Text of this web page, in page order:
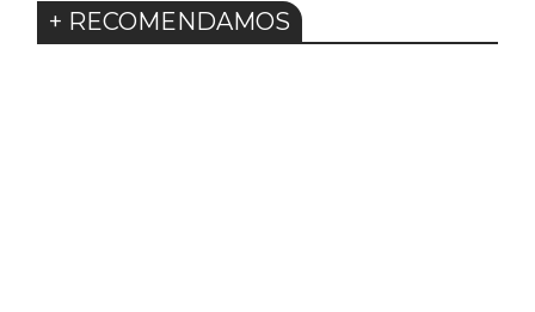
+ RECOMENDAMOS